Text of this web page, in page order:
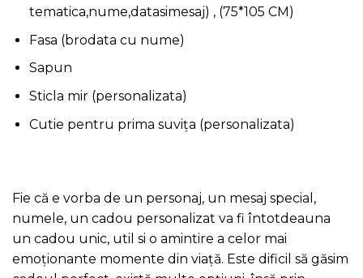
tematica,nume,datasimesaj) , (75*105 CM)
Fasa (brodata cu nume)
Sapun
Sticla mir (personalizata)
Cutie pentru prima suvița (personalizata)
Fie că e vorba de un personaj, un mesaj special,
numele, un cadou personalizat va fi întotdeauna
un cadou unic, util si o amintire a celor mai
emoționante momente din viață. Este dificil să găsim